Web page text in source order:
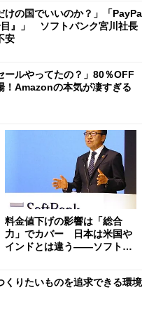
けの国でいいのか？」「PayPa
』」 ソフトバンク宮川社長
安
ールやってたの？」80％OFF
！Amazonの本気が凄すぎる
料金値下げの影響は「総合
力」でカバー 日本は米国や
インドとは違う――ソフトバ
くりたいものを追求できる環境